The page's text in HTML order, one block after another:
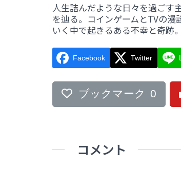
人生詰んだような日々を過ごす
を辿る。コインゲームとTVの
いく中で起きるある不幸と奇跡
Facebook Twitter
ブックマーク 0
コメント